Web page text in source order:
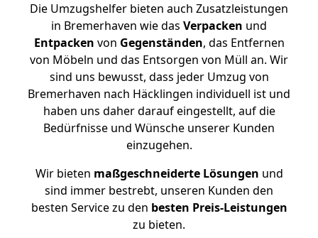
Die Umzugshelfer bieten auch Zusatzleistungen
in Bremerhaven wie das Verpacken und
Entpacken von Gegenständen, das Entfernen
von Möbeln und das Entsorgen von Müll an. Wir
sind uns bewusst, dass jeder Umzug von
Bremerhaven nach Häcklingen individuell ist und
haben uns daher darauf eingestellt, auf die
Bedürfnisse und Wünsche unserer Kunden
einzugehen.
Wir bieten maßgeschneiderte Lösungen und
sind immer bestrebt, unseren Kunden den
besten Service zu den besten Preis-Leistungen
zu bieten.